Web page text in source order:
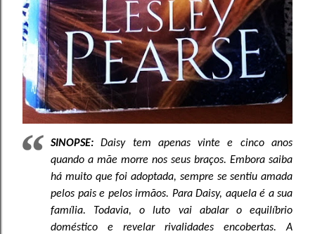
SINOPSE: Daisy tem apenas vinte e cinco anos
quando a mãe morre nos seus braços. Embora saiba
há muito que foi adoptada, sempre se sentiu amada
pelos pais e pelos irmãos. Para Daisy, aquela é a sua
família. Todavia, o luto vai abalar o equilíbrio
doméstico e revelar rivalidades encobertas. A